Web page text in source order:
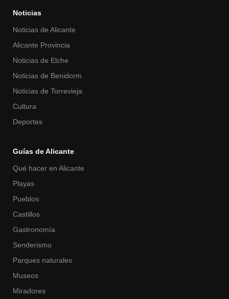
Noticias
Noticias de Alicante
Alicante Provincia
Noticias de Elche
Noticias de Benidorm
Noticias de Torrevieja
Cultura
Deportes
Guías de Alicante
Qué hacer en Alicante
Playas
Pueblos
Castillos
Gastronomía
Senderismo
Parques naturales
Museos
Miradores